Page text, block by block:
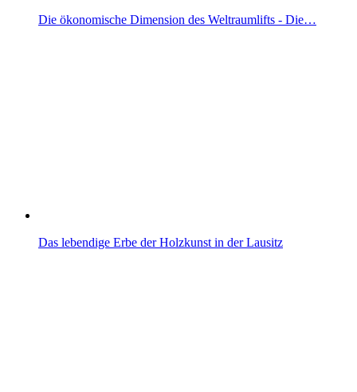
Die ökonomische Dimension des Weltraumlifts - Die…
Das lebendige Erbe der Holzkunst in der Lausitz